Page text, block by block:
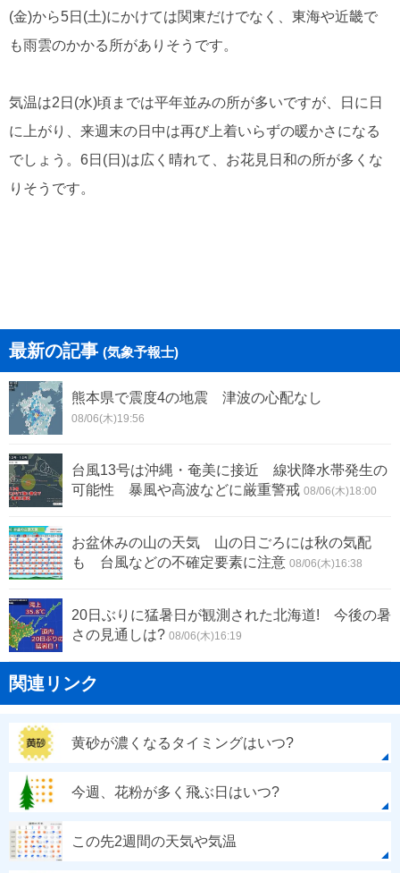
(金)から5日(土)にかけては関東だけでなく、東海や近畿で
も雨雲のかかる所がありそうです。
気温は2日(水)頃までは平年並みの所が多いですが、日に日
に上がり、来週末の日中は再び上着いらずの暖かさになる
でしょう。6日(日)は広く晴れて、お花見日和の所が多くな
りそうです。
最新の記事 (気象予報士)
熊本県で震度4の地震 津波の心配なし
08/06(木)19:56
台風13号は沖縄・奄美に接近 線状降水帯発生の
可能性 暴風や高波などに厳重警戒 08/06(木)18:00
お盆休みの山の天気 山の日ごろには秋の気配
も 台風などの不確定要素に注意 08/06(木)16:38
20日ぶりに猛暑日が観測された北海道! 今後の暑
さの見通しは? 08/06(木)16:19
関連リンク
黄砂が濃くなるタイミングはいつ?
今週、花粉が多く飛ぶ日はいつ?
この先2週間の天気や気温